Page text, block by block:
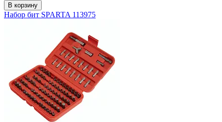
В корзину
Набор бит SPARTA 113975